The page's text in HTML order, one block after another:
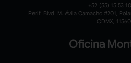
+52 (55) 15 53
Perif. Blvd. M. Ávila Camacho #201,
CDMX, 11560
Oficina